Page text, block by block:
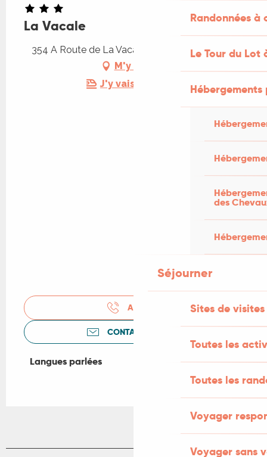
Randonnées
Le Tour du Lot
des
Séjourner
Sites de visites
Toutes les
Toutes les
Voyager
Voyager sans
La Vacale
354 A Route de La Vacalerie, 46100 Capdenac
M'y rendre
J'y vais en train !
APPELER
CONTACTEZ-NOUS
Langues parlées
Langues parlées